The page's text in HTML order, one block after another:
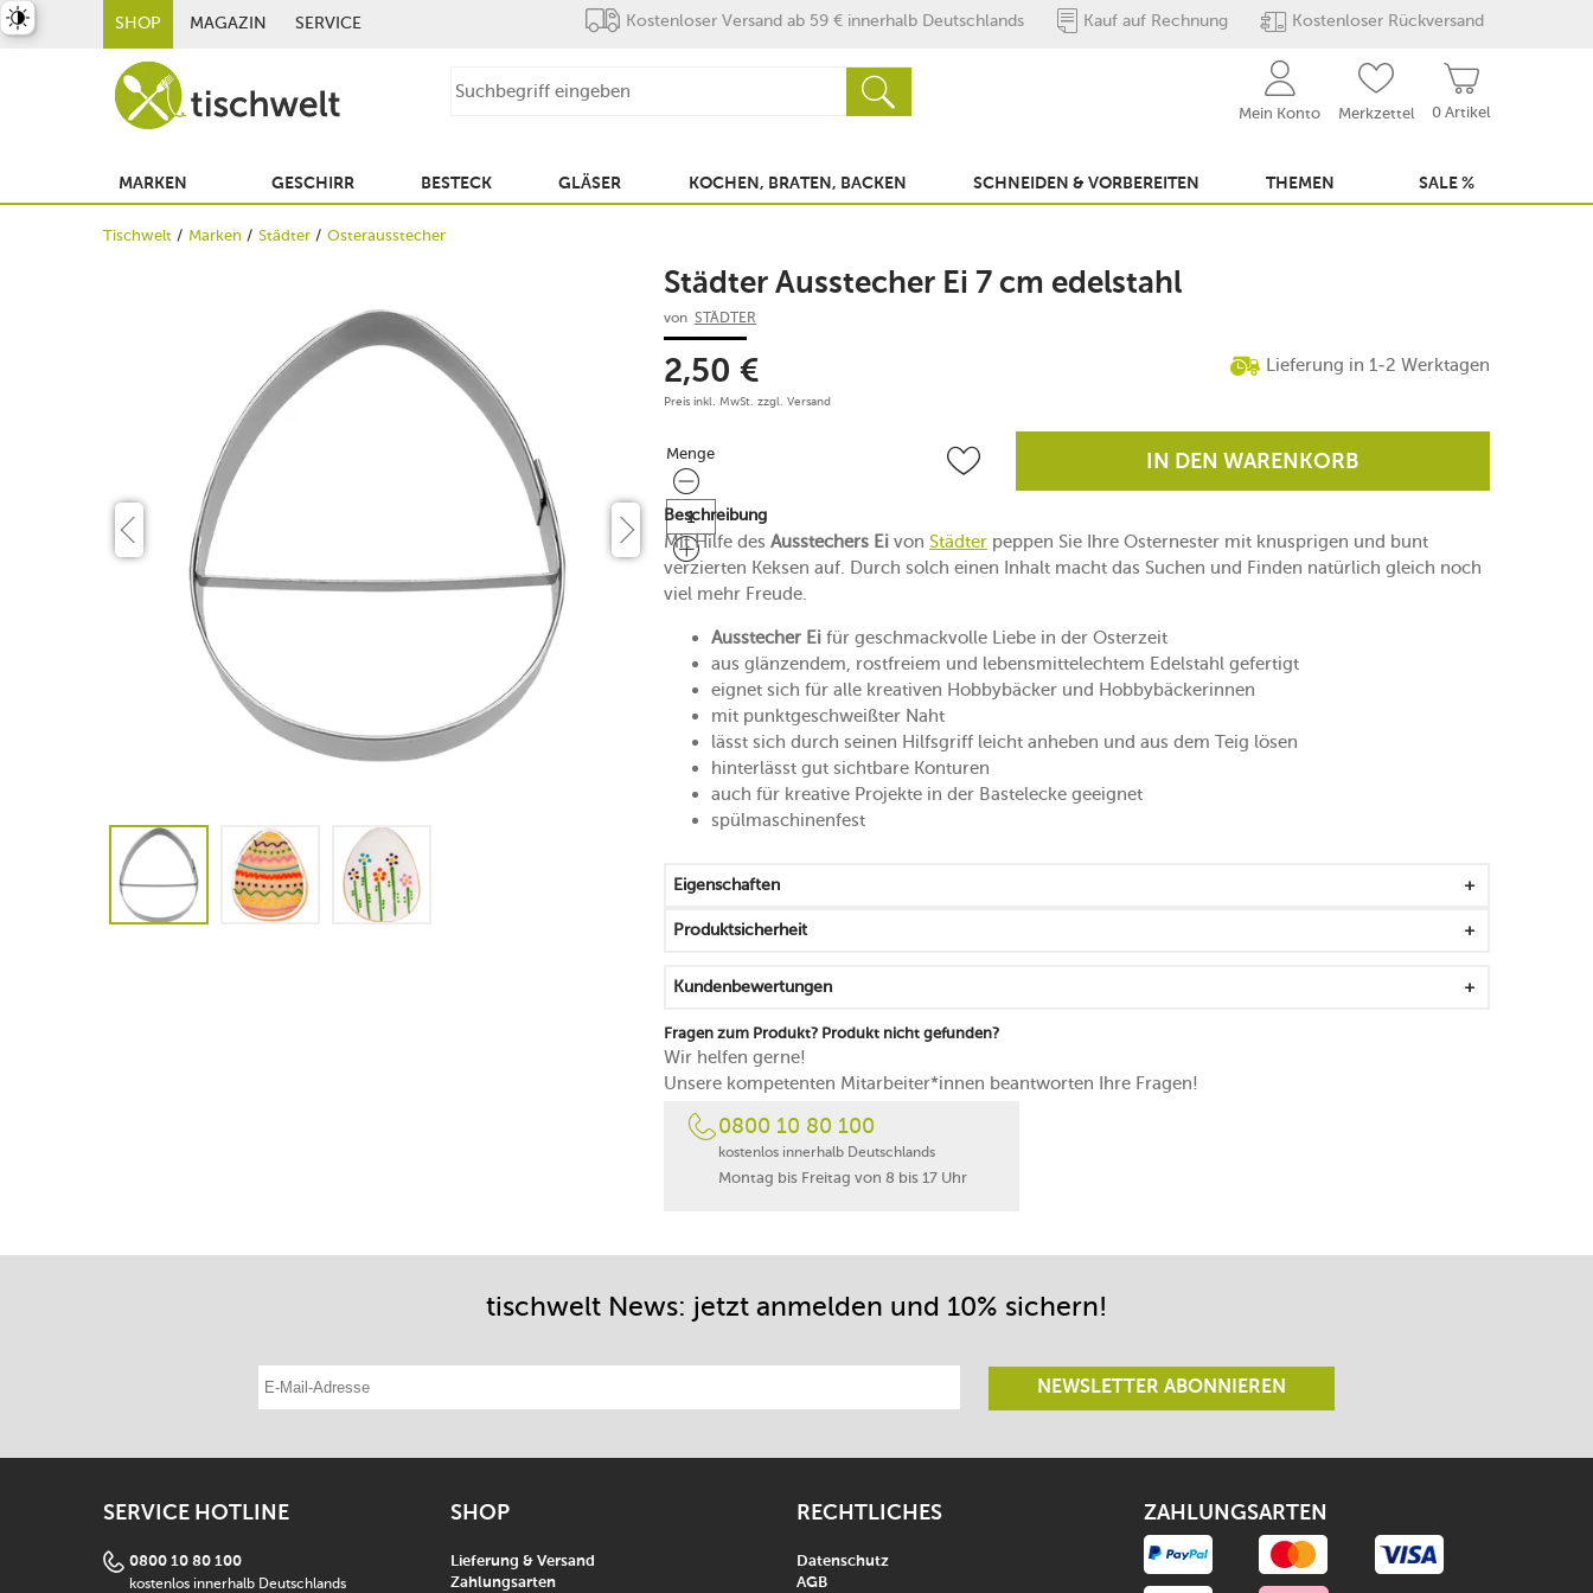
SHOP MAGAZIN SERVICE Kostenloser Versand ab 59 € innerhalb Deutschlands Kauf auf Rechnung Kostenloser Rückversand
0 Artikel
Mein Konto Merkzettel
MARKEN GESCHIRR BESTECK GLÄSER KOCHEN, BRATEN, BACKEN SCHNEIDEN & VORBEREITEN THEMEN SALE %
Tischwelt Marken Städter Osterausstecher
Städter Ausstecher Ei 7 cm edelstahl
von STÄDTER
2,50 €
Preis inkl. MwSt. zzgl. Versand
Lieferung in 1-2 Werktagen
Menge
Menge IN DEN WARENKORB
Beschreibung
Mit Hilfe des Ausstechers Ei von Städter peppen Sie Ihre Osternester mit knusprigen und bunt
verzierten Keksen auf. Durch solch einen Inhalt macht das Suchen und Finden natürlich gleich noch
viel mehr Freude.
Ausstecher Ei für geschmackvolle Liebe in der Osterzeit
aus glänzendem, rostfreiem und lebensmittelechtem Edelstahl gefertigt
eignet sich für alle kreativen Hobbybäcker und Hobbybäckerinnen
mit punktgeschweißter Naht
lässt sich durch seinen Hilfsgriff leicht anheben und aus dem Teig lösen
hinterlässt gut sichtbare Konturen
auch für kreative Projekte in der Bastelecke geeignet
spülmaschinenfest
Eigenschaften
Produktsicherheit
Kundenbewertungen
Fragen zum Produkt? Produkt nicht gefunden?
Wir helfen gerne!
Unsere kompetenten Mitarbeiter*innen beantworten Ihre Fragen!
0800 10 80 100
kostenlos innerhalb Deutschlands
Montag bis Freitag von 8 bis 17 Uhr
tischwelt News: jetzt anmelden und 10% sichern!
E-Mail-Adresse eintragen
NEWSLETTER ABONNIEREN
SERVICE HOTLINE
0800 10 80 100
kostenlos innerhalb Deutschlands
SHOP
Lieferung & Versand
Zahlungsarten
RECHTLICHES
Datenschutz
AGB
ZAHLUNGSARTEN
umschalten